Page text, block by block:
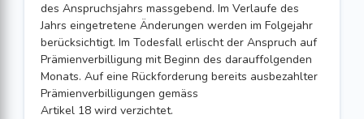
des Anspruchsjahrs massgebend. Im Verlaufe des
Jahrs eingetretene Änderungen werden im Folgejahr
berücksichtigt. Im Todesfall erlischt der Anspruch auf
Prämienverbilligung mit Beginn des darauffolgenden
Monats. Auf eine Rückforderung bereits ausbezahlter
Prämienverbilligungen gemäss
Artikel 18 wird verzichtet.